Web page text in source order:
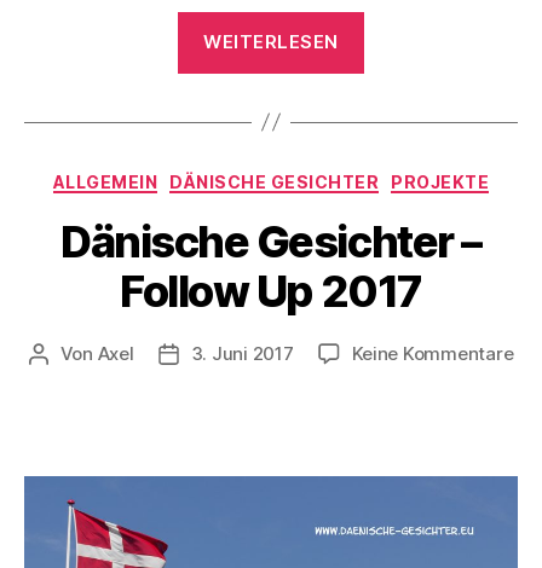
WEITERLESEN
Zielen“
Kategorien
ALLGEMEIN DÄNISCHE GESICHTER PROJEKTE
Dänische Gesichter –
Follow Up 2017
Beitragsautor
Von Axel Veröffentlichungsdatum
3. Juni 2017 Keine Kommentarezu